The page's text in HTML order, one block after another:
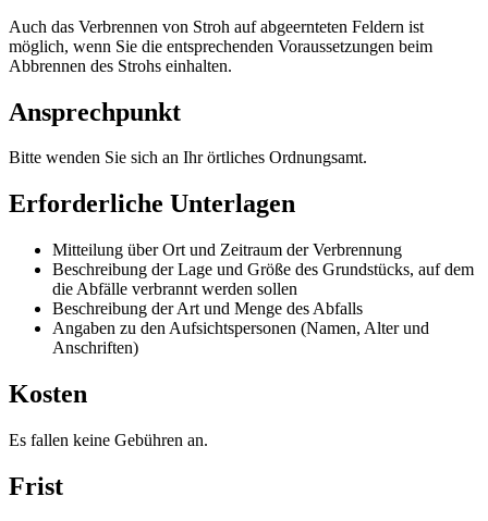
Auch das Verbrennen von Stroh auf abgeernteten Feldern ist
möglich, wenn Sie die entsprechenden Voraussetzungen beim
Abbrennen des Strohs einhalten.
Ansprechpunkt
Bitte wenden Sie sich an Ihr örtliches Ordnungsamt.
Erforderliche Unterlagen
Mitteilung über Ort und Zeitraum der Verbrennung
Beschreibung der Lage und Größe des Grundstücks, auf dem
die Abfälle verbrannt werden sollen
Beschreibung der Art und Menge des Abfalls
Angaben zu den Aufsichtspersonen (Namen, Alter und
Anschriften)
Kosten
Es fallen keine Gebühren an.
Frist